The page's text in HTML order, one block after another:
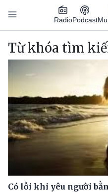
Nhảy đến nội dung
RadioPodcast
Main navigation
Từ khóa tìm
Có lỗi khi yêu người